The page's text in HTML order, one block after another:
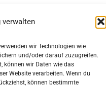
verwalten
wir Technologien wie
und/oder darauf zuzugreifen.
können wir Daten wie das
Website verarbeiten. Wenn du
können bestimmte